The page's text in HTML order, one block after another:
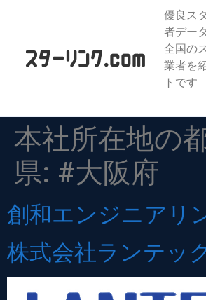
優良ス
者デー
全国の
業者を
トです
本社所在地の
県: #大阪府
創和エンジニアリ
株式会社ランテッ